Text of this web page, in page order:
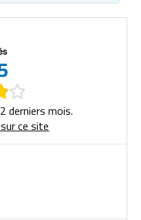
derniers mois.
ce site